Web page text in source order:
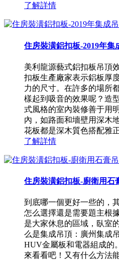
了解詳情
住房裝潢鋁扣板-2019年
美利龍源藝式鋁扣板吊頂
扣板生產廠家表示鋁板厚
力的尺寸。在許多的場所
樣起到吸音的效果呢？造
式風格的室內裝修善于用
內，如路面和墻壁用深木
花板都是深木質色搭配雅
了解詳情
住房裝潢鋁扣板-廚衛用石
到底哪一個更好一些的，
怎么選擇還是需要題主根
是大家休息的區域，臥室
么是集成吊頂：廣州集成
HUV金屬板和電器組成的
來看看吧！又有什么方法